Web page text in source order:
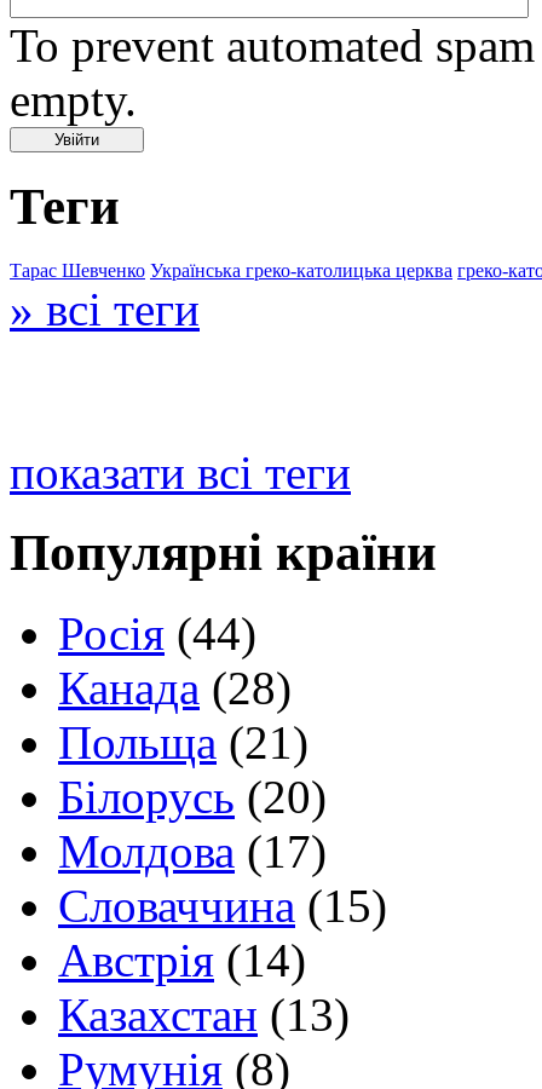
To prevent automated
empty.
Теги
Тарас Шевченко Українська греко-католицька церква греко-
» всі теги
показати всі теги
Популярні країни
Росія (44)
Канада (28)
Польща (21)
Білорусь (20)
Молдова (17)
Словаччина (15)
Австрія (14)
Казахстан (13)
Румунія (8)